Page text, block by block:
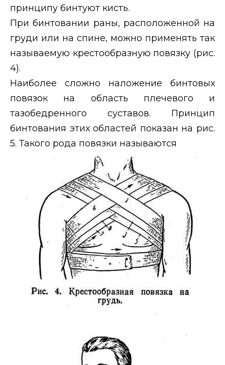
принципу бинтуют кисть.
При бинтовании раны, расположенной на
груди или на спине, можно применять так
называемую крестообразную повязку (рис.
4).
Наиболее сложно наложение бинтовых
повязок на область плечевого и
тазобедренного суставов. Принцип
бинтования этих областей показан на рис.
5. Такого рода повязки называются